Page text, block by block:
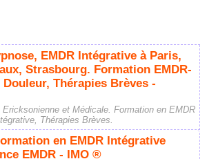
EMDR Intégrative à Paris,
Strasbourg. Formation EMDR-
Thérapies Brèves -
et Médicale. Formation en EMDR
Thérapies Brèves.
en EMDR Intégrative
EMDR - IMO ®